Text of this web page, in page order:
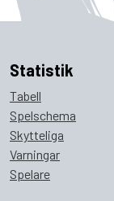
Statistik
Tabell
Spelschema
Skytteliga
Varningar
Spelare